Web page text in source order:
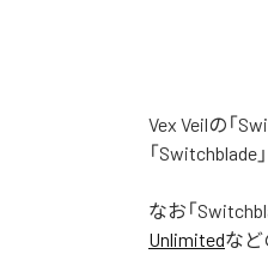
Vex Veilの「
「Switchblade
なお「
Unlimitedなど